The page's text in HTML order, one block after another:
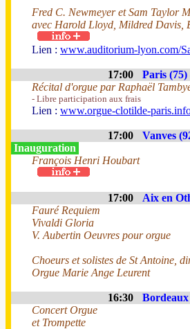
Fred C. Newmeyer et Sam Taylor
avec Harold Lloyd, Mildred Davis,
Lien : www.auditorium-lyon.com/
17:00 Paris (75)
Récital d'orgue par Raphaël
- Libre participation aux frais
Lien : www.orgue-clotilde-
17:00 Vanves
Inauguration
François Henri Houbart
17:00
Aix en
Fauré Requiem
Vivaldi Gloria
V. Aubertin Oeuvres pour orgue
Choeurs et solistes de St Antoine,
Orgue Marie Ange Leurent
16:30 Bordeaux
Concert Orgue
et Trompette